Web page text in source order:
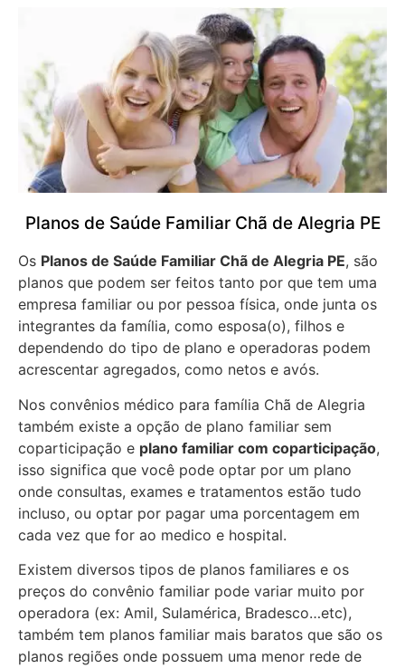
Planos de Saúde Familiar Chã de Alegria PE
Os Planos de Saúde Familiar Chã de Alegria PE, são
planos que podem ser feitos tanto por que tem uma
empresa familiar ou por pessoa física, onde junta os
integrantes da família, como esposa(o), filhos e
dependendo do tipo de plano e operadoras podem
acrescentar agregados, como netos e avós.
Nos convênios médico para família Chã de Alegria
também existe a opção de plano familiar sem
coparticipação e plano familiar com coparticipação,
isso significa que você pode optar por um plano
onde consultas, exames e tratamentos estão tudo
incluso, ou optar por pagar uma porcentagem em
cada vez que for ao medico e hospital.
Existem diversos tipos de planos familiares e os
preços do convênio familiar pode variar muito por
operadora (ex: Amil, Sulamérica, Bradesco…etc),
também tem planos familiar mais baratos que são os
planos regiões onde possuem uma menor rede de